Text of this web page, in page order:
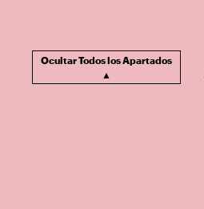
Ocultar Todos los Apartados
▲